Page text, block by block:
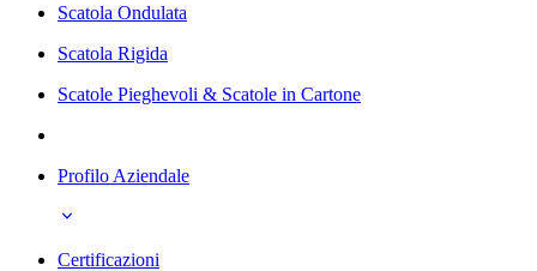
Scatola Ondulata
Scatola Rigida
Scatole Pieghevoli & Scatole in Cartone
Profilo Aziendale
Certificazioni